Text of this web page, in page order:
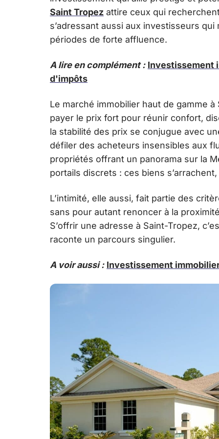
Saint Tropez attire ceux qui
s’adressant aussi aux investisseurs
périodes de forte affluence.
A lire en complément : Investissement
d'impôts
Le marché immobilier haut de gamme
payer le prix fort pour réunir confort,
la stabilité des prix se conjugue avec
défiler des acheteurs insensibles aux
propriétés offrant un panorama sur la
portails discrets : ces biens
L’intimité, elle aussi, fait partie des
sans pour autant renoncer à la
S’offrir une adresse à Saint-Tropez,
raconte un parcours singulier.
A voir aussi : Investissement